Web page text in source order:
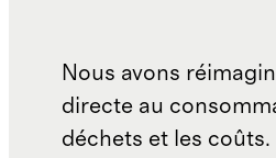
Nous avons
directe au
déchets et les